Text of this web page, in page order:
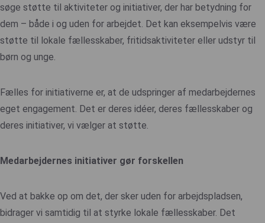
søge støtte til aktiviteter og initiativer, der har betydning for
dem – både i og uden for arbejdet. Det kan eksempelvis være
støtte til lokale fællesskaber, fritidsaktiviteter eller udstyr til
børn og unge.
Fælles for initiativerne er, at de udspringer af medarbejdernes
eget engagement. Det er deres idéer, deres fællesskaber og
deres initiativer, vi vælger at støtte.
Medarbejdernes initiativer gør forskellen
Ved at bakke op om det, der sker uden for arbejdspladsen,
bidrager vi samtidig til at styrke lokale fællesskaber. Det